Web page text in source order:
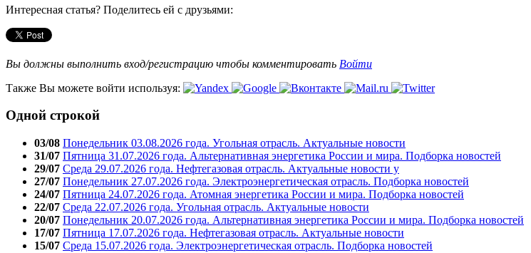
Интересная статья? Поделитесь ей с друзьями:
Вы должны выполнить вход/регистрацию чтобы комментировать Войти
Также Вы можете войти используя:
Одной строкой
03/08 Понедельник 03.08.2026 года. Угольная отрасль. Актуальные новости
31/07 Пятница 31.07.2026 года. Альтернативная энергетика России и мира. Подборка новостей
29/07 Среда 29.07.2026 года. Нефтегазовая отрасль. Актуальные новости у
27/07 Понедельник 27.07.2026 года. Электроэнергетическая отрасль. Подборка новостей
24/07 Пятница 24.07.2026 года. Атомная энергетика России и мира. Подборка новостей
22/07 Среда 22.07.2026 года. Угольная отрасль. Актуальные новости
20/07 Понедельник 20.07.2026 года. Альтернативная энергетика России и мира. Подборка новостей
17/07 Пятница 17.07.2026 года. Нефтегазовая отрасль. Актуальные новости
15/07 Среда 15.07.2026 года. Электроэнергетическая отрасль. Подборка новостей